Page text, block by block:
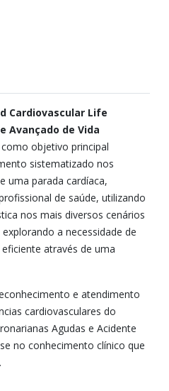
Cardiovascular Life
Avançado de Vida
objetivo principal
sistematizado nos
uma parada cardíaca,
de saúde, utilizando
nos mais diversos cenários
a necessidade de
através de uma
e atendimento
cardiovasculares do
Agudas e Acidente
no conhecimento clínico que